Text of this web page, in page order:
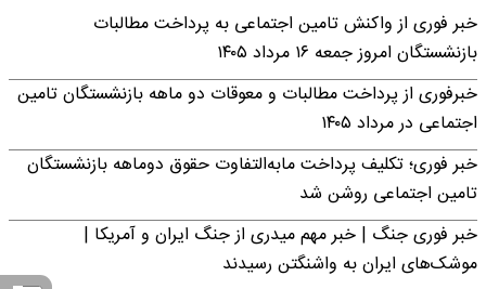
خبر فوری از واکنش تامین اجتماعی به پرداخت مطالبات
بازنشستگان امروز جمعه ۱۶ مرداد ۱۴۰۵
خبرفوری از پرداخت مطالبات و معوقات دو ماهه بازنشستگان تامین
اجتماعی در مرداد ۱۴۰۵
خبر فوری؛ تکلیف پرداخت مابه‌التفاوت حقوق دوماهه بازنشستگان
تامین اجتماعی روشن شد
خبر فوری جنگ | خبر مهم میدری از جنگ ایران و آمریکا |
موشک‌های ایران به واشنگتن رسیدند